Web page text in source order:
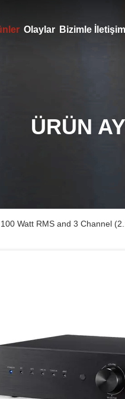
Olaylar Bizimle İletişim
ÜRÜN
Watt RMS and 3 Channel